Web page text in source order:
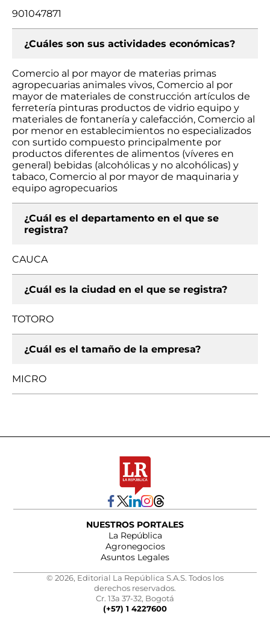
901047871
¿Cuáles son sus actividades económicas?
Comercio al por mayor de materias primas
agropecuarias animales vivos, Comercio al por
mayor de materiales de construcción artículos de
ferretería pinturas productos de vidrio equipo y
materiales de fontanería y calefacción, Comercio al
por menor en establecimientos no especializados
con surtido compuesto principalmente por
productos diferentes de alimentos (víveres en
general) bebidas (alcohólicas y no alcohólicas) y
tabaco, Comercio al por mayor de maquinaria y
equipo agropecuarios
¿Cuál es el departamento en el que se
registra?
CAUCA
¿Cuál es la ciudad en el que se registra?
TOTORO
¿Cuál es el tamaño de la empresa?
MICRO
NUESTROS PORTALES
La República
Agronegocios
Asuntos Legales
© 2026, Editorial La República S.A.S. Todos los
derechos reservados.
Cr. 13a 37-32, Bogotá
(+57) 1 4227600